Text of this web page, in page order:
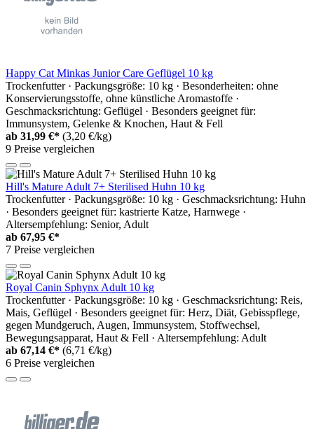
Happy Cat Minkas Junior Care Geflügel 10 kg
Trockenfutter · Packungsgröße: 10 kg · Besonderheiten: ohne
Konservierungsstoffe, ohne künstliche Aromastoffe ·
Geschmacksrichtung: Geflügel · Besonders geeignet für:
Immunsystem, Gelenke & Knochen, Haut & Fell
ab 31,99 €* (3,20 €/kg)
9 Preise vergleichen
Hill's Mature Adult 7+ Sterilised Huhn 10 kg
Trockenfutter · Packungsgröße: 10 kg · Geschmacksrichtung: Huhn
· Besonders geeignet für: kastrierte Katze, Harnwege ·
Altersempfehlung: Senior, Adult
ab 67,95 €*
7 Preise vergleichen
Royal Canin Sphynx Adult 10 kg
Trockenfutter · Packungsgröße: 10 kg · Geschmacksrichtung: Reis,
Mais, Geflügel · Besonders geeignet für: Herz, Diät, Gebisspflege,
gegen Mundgeruch, Augen, Immunsystem, Stoffwechsel,
Bewegungsapparat, Haut & Fell · Altersempfehlung: Adult
ab 67,14 €* (6,71 €/kg)
6 Preise vergleichen